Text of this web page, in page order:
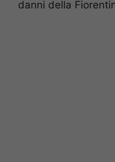
danni della